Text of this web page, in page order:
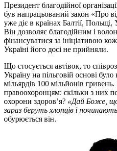
Президент благодійної
був напрацьований закон «Про
уже діє в країнах Балтії,
Він дозволяє благодійним і
фінансуватися за ініціативою
Україні його досі не прийняли.
Що стосується автівок, то
Україну на пільговій основі
мільярдів 100 мільйонів
правоохоронцям: скільки з них
охорони здоров’я? «Дай Боже,
зараз беруть хлопців і
обурюється він.